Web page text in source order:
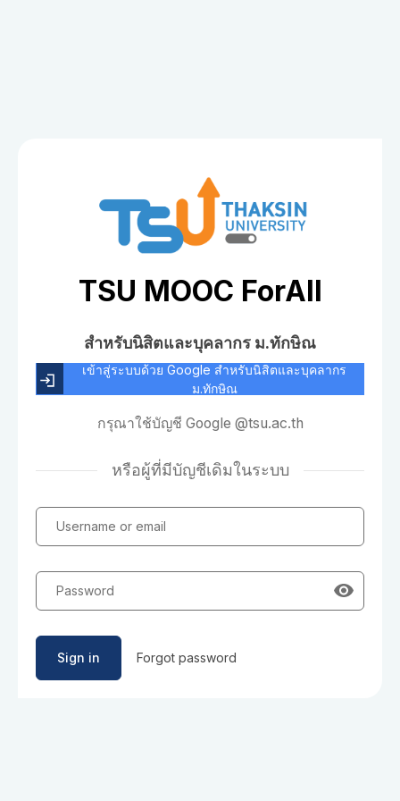
TSU MOOC ForAll
สำหรับนิสิตและบุคลากร ม.ทักษิณ
เข้าสู่ระบบด้วย Google สำหรับนิสิตและบุคลากร
ม.ทักษิณ
กรุณาใช้บัญชี Google @tsu.ac.th
หรือผู้ที่มีบัญชีเดิมในระบบ
Username or email
Password
Sign in Forgot password